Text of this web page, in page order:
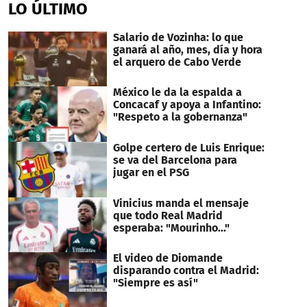
2
4
seconds
LO ÚLTIMO
Salario de Vozinha: lo que
ganará al año, mes, día y hora
el arquero de Cabo Verde
México le da la espalda a
Concacaf y apoya a Infantino:
"Respeto a la gobernanza"
Golpe certero de Luis Enrique:
se va del Barcelona para
jugar en el PSG
Vinicius manda el mensaje
que todo Real Madrid
esperaba: "Mourinho..."
El video de Diomande
disparando contra el Madrid:
"Siempre es así"